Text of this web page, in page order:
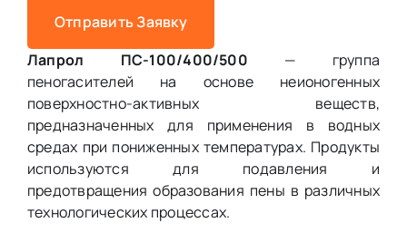
Отправить Заявку
Лапрол ПС-100/400/500 — группа
пеногасителей на основе неионогенных
поверхностно-активных веществ,
предназначенных для применения в водных
средах при пониженных температурах. Продукты
используются для подавления и
предотвращения образования пены в различных
технологических процессах.